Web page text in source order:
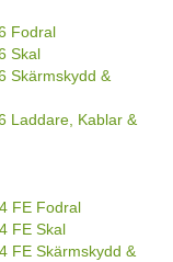
Fodral
Skal
Skärmskydd &
Laddare, Kablar &
FE Fodral
FE Skal
FE Skärmskydd &